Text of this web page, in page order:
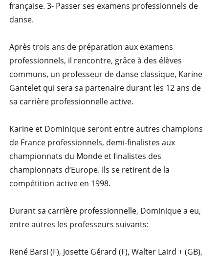
française. 3- Passer ses examens professionnels de
danse.
Après trois ans de préparation aux examens
professionnels, il rencontre, grâce à des élèves
communs, un professeur de danse classique, Karine
Gantelet qui sera sa partenaire durant les 12 ans de
sa carrière professionnelle active.
Karine et Dominique seront entre autres champions
de France professionnels, demi-finalistes aux
championnats du Monde et finalistes des
championnats d’Europe. Ils se retirent de la
compétition active en 1998.
Durant sa carrière professionnelle, Dominique a eu,
entre autres les professeurs suivants:
René Barsi (F), Josette Gérard (F), Walter Laird + (GB),